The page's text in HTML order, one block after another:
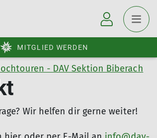
MITGLIED WERDEN
- DAV Sektion Biberach
Wir helfen dir gerne weiter!